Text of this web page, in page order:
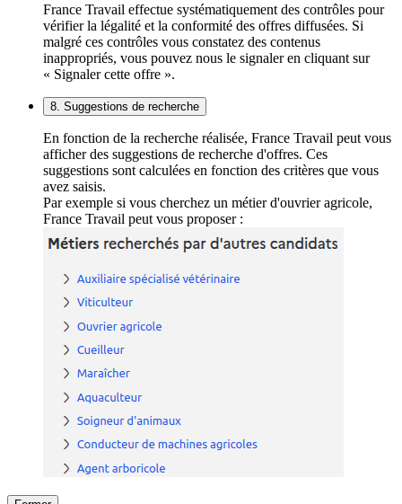
France Travail effectue systématiquement des contrôles pour
vérifier la légalité et la conformité des offres diffusées. Si
malgré ces contrôles vous constatez des contenus
inappropriés, vous pouvez nous le signaler en cliquant sur
« Signaler cette offre ».
8. Suggestions de recherche
En fonction de la recherche réalisée, France Travail peut vous
afficher des suggestions de recherche d'offres. Ces
suggestions sont calculées en fonction des critères que vous
avez saisis.
Par exemple si vous cherchez un métier d'ouvrier agricole,
France Travail peut vous proposer :